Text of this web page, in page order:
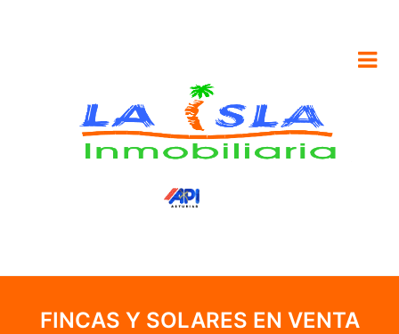
FINCAS Y SOLARES EN VENTA